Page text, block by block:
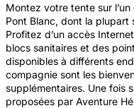
Montez votre tente sur
Pont Blanc, dont la plupart
Profitez d’un accès
blocs sanitaires et des
disponibles à différents
compagnie sont les
supplémentaires. Une fois
proposées par Aventure